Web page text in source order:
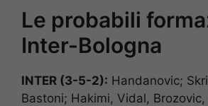
Le probabili
Inter-Bologna
INTER (3-5-2): Handanovic;
Bastoni; Hakimi, Vidal,